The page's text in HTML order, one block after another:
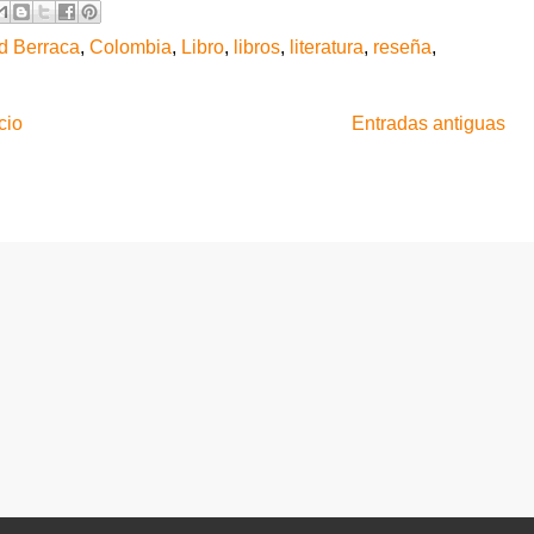
Berraca, Colombia, Libro, libros, literatura, reseña,
Entradas antiguas